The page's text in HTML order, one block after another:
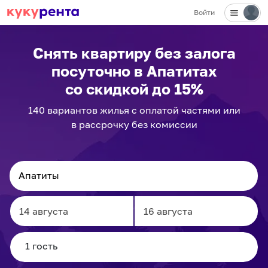
Войти
Снять квартиру без залога
посуточно в Апатитах
со скидкой до 15%
140 вариантовжилья с оплатой частями или
в рассрочку без комиссии
Navigate
forward
to
Navigate
to
✕